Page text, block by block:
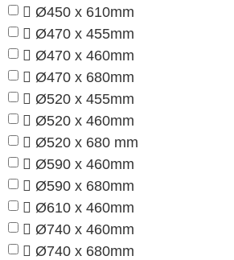
Ø450 x 610mm
Ø470 x 455mm
Ø470 x 460mm
Ø470 x 680mm
Ø520 x 455mm
Ø520 x 460mm
Ø520 x 680 mm
Ø590 x 460mm
Ø590 x 680mm
Ø610 x 460mm
Ø740 x 460mm
Ø740 x 680mm